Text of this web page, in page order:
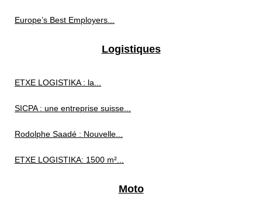
Europe’s Best Employers...
Logistiques
ETXE LOGISTIKA : la...
SICPA : une entreprise suisse...
Rodolphe Saadé : Nouvelle...
ETXE LOGISTIKA: 1500 m²...
Moto